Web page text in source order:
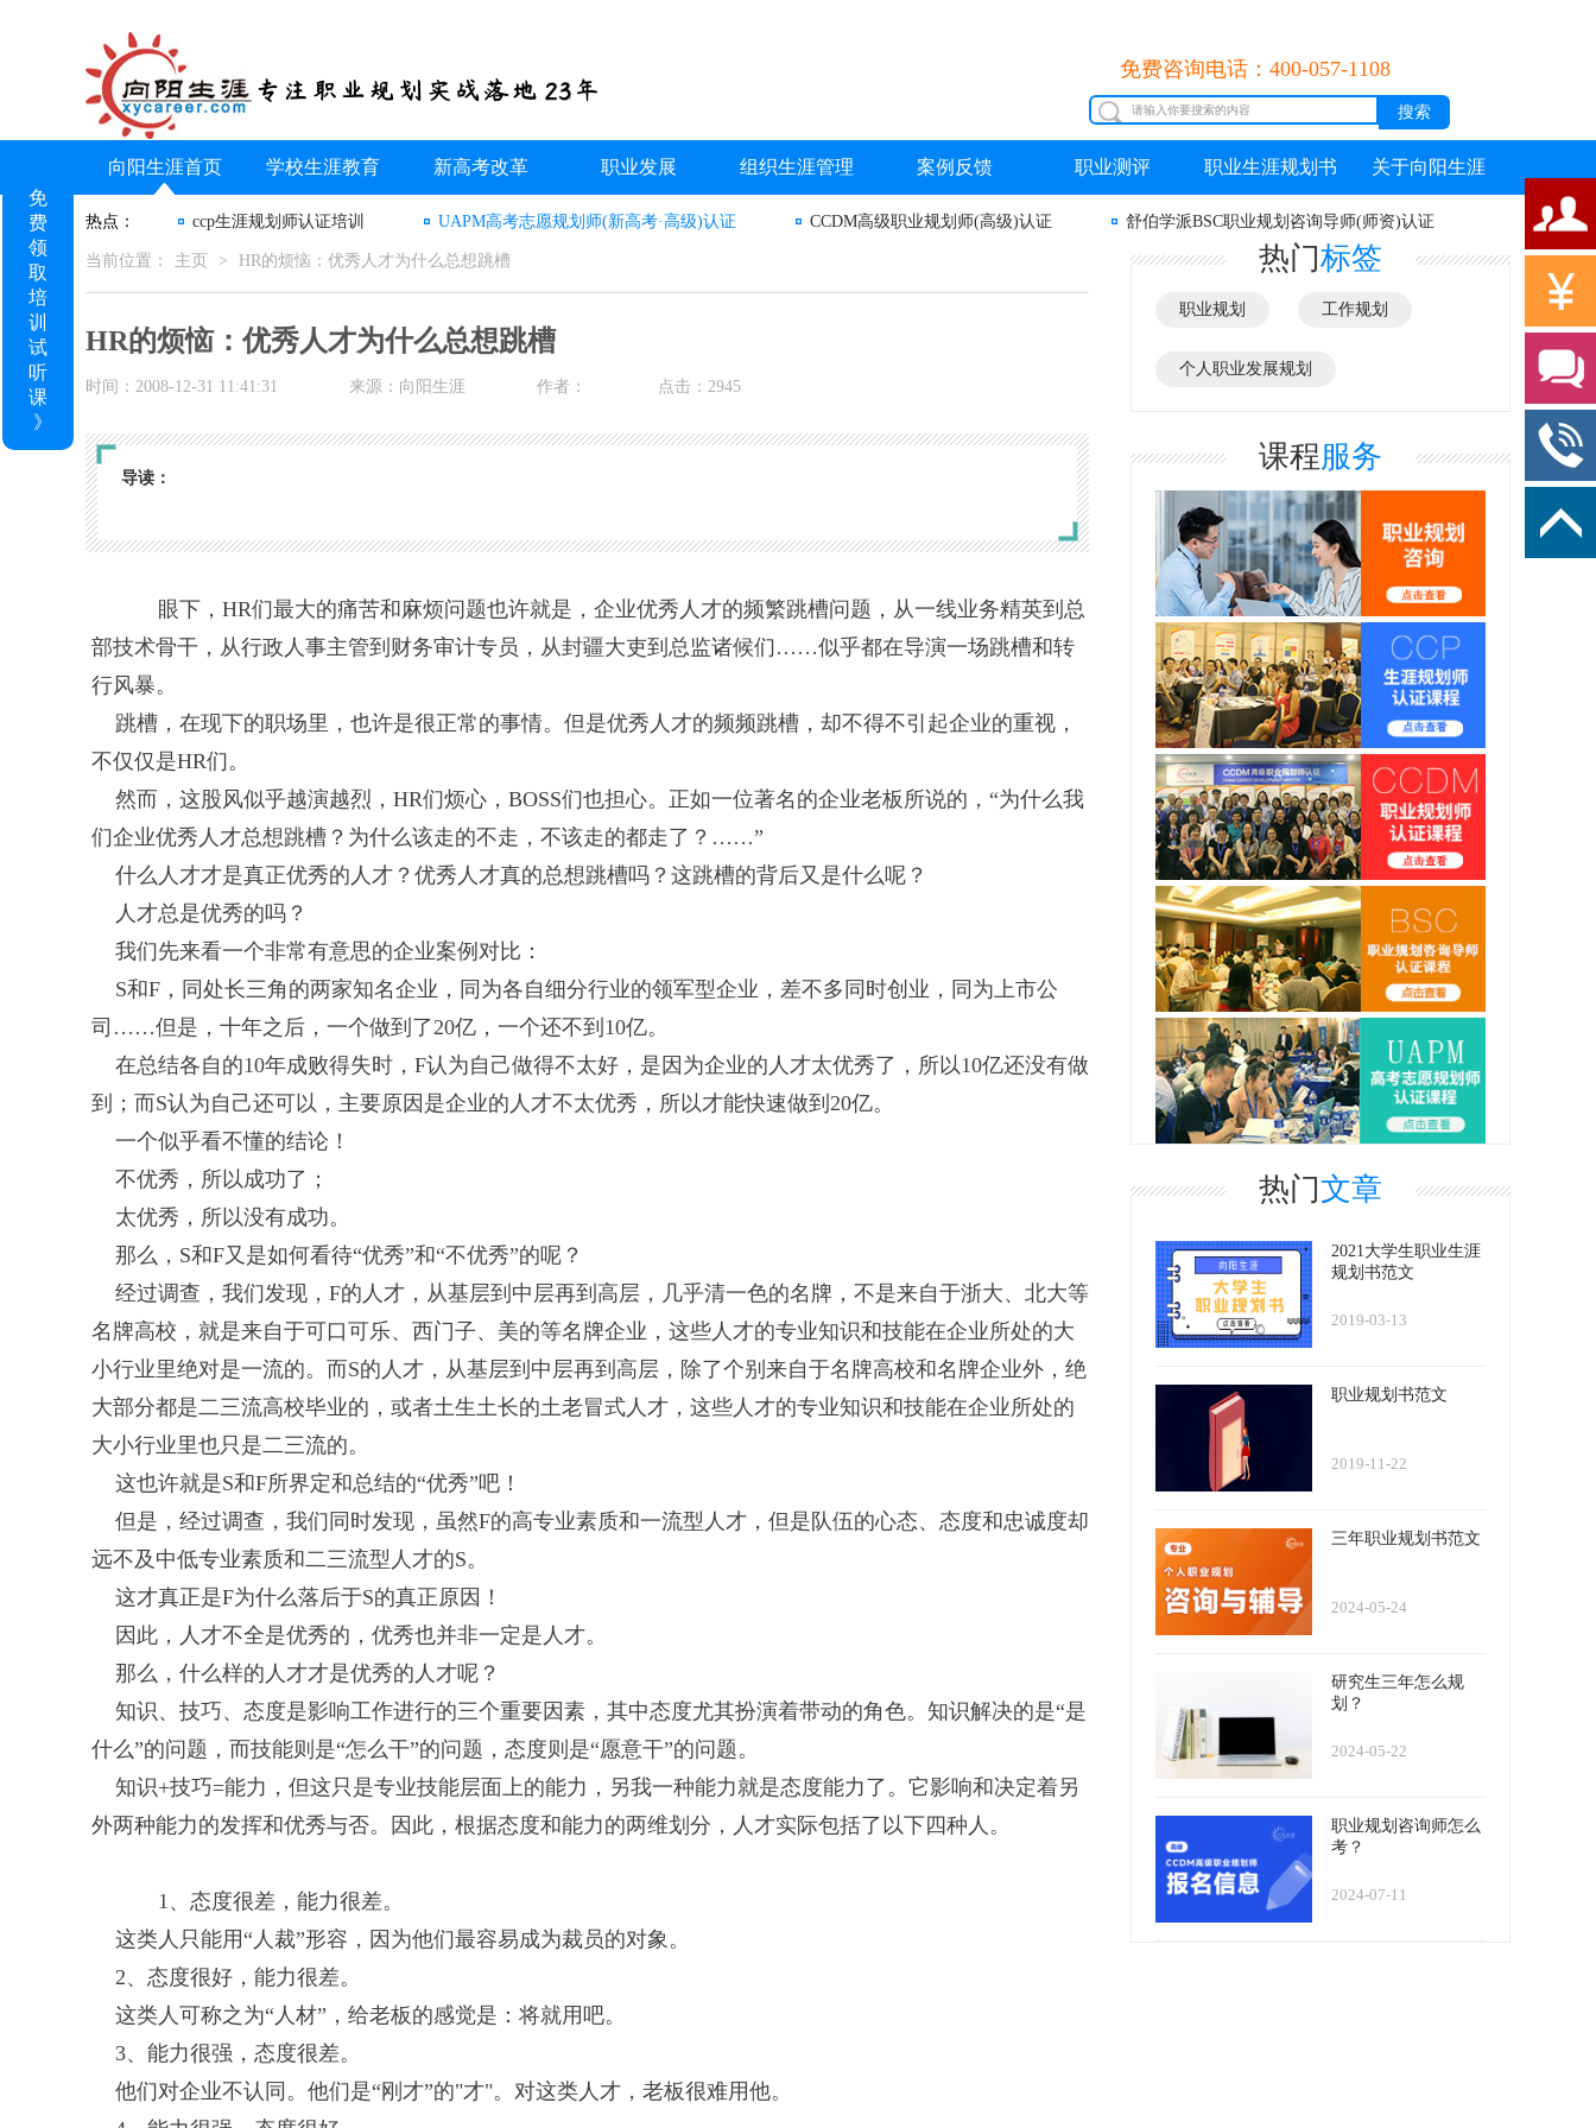
免费咨询电话：400-057-1108
向阳生涯首页 学校生涯教育 新高考改革 职业发展 组织生涯管理 案例反馈 职业测评 职业生涯规划书 关于向阳生涯
热点： ccp生涯规划师认证培训 UAPM高考志愿规划师(新高考·高级)认证 CCDM高级职业规划师(高级)认证 舒伯学派BSC职业规划咨询导师(师资)认证
当前位置： 主页 > HR的烦恼：优秀人才为什么总想跳槽
HR的烦恼：优秀人才为什么总想跳槽
时间：2008-12-31 11:41:31 来源：向阳生涯 作者： 点击：2945
导读：
眼下，HR们最大的痛苦和麻烦问题也许就是，企业优秀人才的频繁跳槽问题，从一线业务精英到总
部技术骨干，从行政人事主管到财务审计专员，从封疆大吏到总监诸候们……似乎都在导演一场跳槽和转
行风暴。
跳槽，在现下的职场里，也许是很正常的事情。但是优秀人才的频频跳槽，却不得不引起企业的重视，
不仅仅是HR们。
然而，这股风似乎越演越烈，HR们烦心，BOSS们也担心。正如一位著名的企业老板所说的，“为什么我
们企业优秀人才总想跳槽？为什么该走的不走，不该走的都走了？……”
什么人才才是真正优秀的人才？优秀人才真的总想跳槽吗？这跳槽的背后又是什么呢？
人才总是优秀的吗？
我们先来看一个非常有意思的企业案例对比：
S和F，同处长三角的两家知名企业，同为各自细分行业的领军型企业，差不多同时创业，同为上市公
司……但是，十年之后，一个做到了20亿，一个还不到10亿。
在总结各自的10年成败得失时，F认为自己做得不太好，是因为企业的人才太优秀了，所以10亿还没有做
到；而S认为自己还可以，主要原因是企业的人才不太优秀，所以才能快速做到20亿。
一个似乎看不懂的结论！
不优秀，所以成功了；
太优秀，所以没有成功。
那么，S和F又是如何看待“优秀”和“不优秀”的呢？
经过调查，我们发现，F的人才，从基层到中层再到高层，几乎清一色的名牌，不是来自于浙大、北大等
名牌高校，就是来自于可口可乐、西门子、美的等名牌企业，这些人才的专业知识和技能在企业所处的大
小行业里绝对是一流的。而S的人才，从基层到中层再到高层，除了个别来自于名牌高校和名牌企业外，绝
大部分都是二三流高校毕业的，或者土生土长的土老冒式人才，这些人才的专业知识和技能在企业所处的
大小行业里也只是二三流的。
这也许就是S和F所界定和总结的“优秀”吧！
但是，经过调查，我们同时发现，虽然F的高专业素质和一流型人才，但是队伍的心态、态度和忠诚度却
远不及中低专业素质和二三流型人才的S。
这才真正是F为什么落后于S的真正原因！
因此，人才不全是优秀的，优秀也并非一定是人才。
那么，什么样的人才才是优秀的人才呢？
知识、技巧、态度是影响工作进行的三个重要因素，其中态度尤其扮演着带动的角色。知识解决的是“是
什么”的问题，而技能则是“怎么干”的问题，态度则是“愿意干”的问题。
知识+技巧=能力，但这只是专业技能层面上的能力，另我一种能力就是态度能力了。它影响和决定着另
外两种能力的发挥和优秀与否。因此，根据态度和能力的两维划分，人才实际包括了以下四种人。
1、态度很差，能力很差。
这类人只能用“人裁”形容，因为他们最容易成为裁员的对象。
2、态度很好，能力很差。
这类人可称之为“人材”，给老板的感觉是：将就用吧。
3、能力很强，态度很差。
他们对企业不认同。他们是“刚才”的"才"。对这类人才，老板很难用他。
热门标签
职业规划 工作规划
个人职业发展规划
课程服务
热门文章
2021大学生职业生涯
规划书范文
2019-03-13
职业规划书范文
2019-11-22
三年职业规划书范文
2024-05-24
研究生三年怎么规
划？
2024-05-22
职业规划咨询师怎么
考？
2024-07-11
免
费
领
取
培
训
试
听
课
》